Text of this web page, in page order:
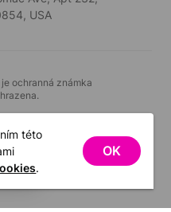
USA
ochranná známka
této
.
OK